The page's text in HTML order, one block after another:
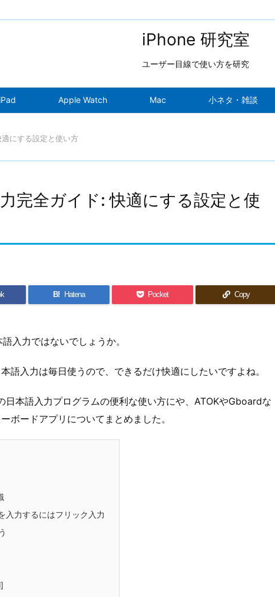
iPhone 研究室
ユーザー目線で使い方を研究
iPad Apple Watch Mac 小ネタ・雑談
にする設定と使い方
完全ガイド: 快適にする設定と使
B! Hatena Pocket Copy
入力ではないでしょうか。
語入力は毎日使うので、できるだけ快適にしたいですよね。
日本語入力プログラムの便利な使い方にや、ATOKやGboardな
ボードアプリについてまとめました。
入力するにはフリック入力